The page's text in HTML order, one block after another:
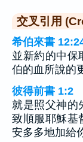
交叉引用
希伯來書
並新約的中保
伯的血所說的
彼得前書 1:2
就是照父神的
致順服耶穌基
安多多地加給